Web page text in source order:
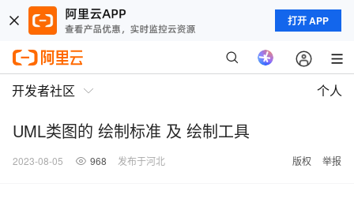
打开 APP
开发者社区 个人
UML类图的 绘制标准 及 绘制工具
2023-08-05 968 发布于河北 版权 举报